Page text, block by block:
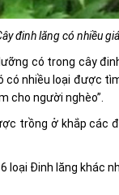
đinh lăng có nhiều
có trong cây
có nhiều loại được
cho người nghèo”.
trồng ở khắp các
loại Đinh lăng khác